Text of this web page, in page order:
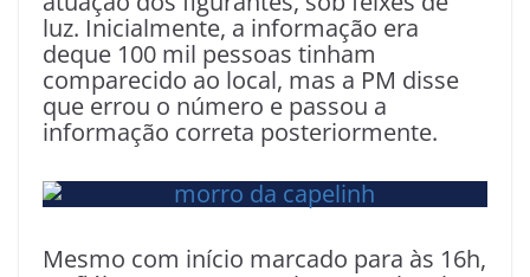
luz. Inicialmente, a informação era
deque 100 mil pessoas tinham
comparecido ao local, mas a PM disse
que errou o número e passou a
informação correta posteriormente.
Mesmo com início marcado para às 16h,